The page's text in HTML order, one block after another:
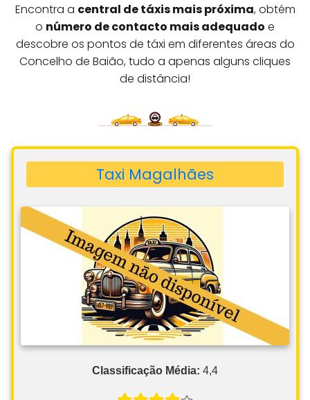
Encontra a central de táxis mais próxima, obtém
o número de contacto mais adequado e
descobre os pontos de táxi em diferentes áreas do
Concelho de Baião, tudo a apenas alguns cliques
de distância!
Taxi Magalhães
Classificação Média: 4,4